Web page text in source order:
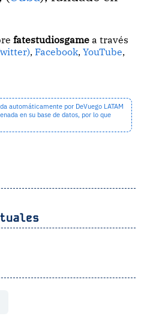
fatestudiosgame a través
,Facebook,YouTube,
automáticamente por DeVuego LATAM
en su base de datos, por lo que